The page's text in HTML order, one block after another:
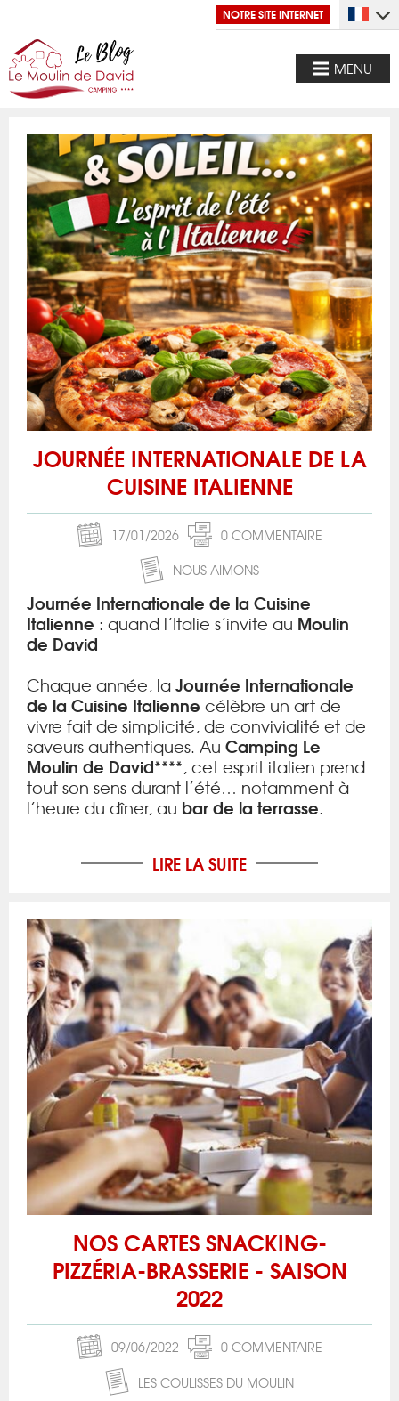
NOTRE SITE INTERNET
MENU
JOURNÉE INTERNATIONALE DE LA
CUISINE ITALIENNE
17/01/2026
0 COMMENTAIRE
NOUS AIMONS
Journée Internationale de la Cuisine
Italienne : quand l’Italie s’invite au Moulin
de David
Chaque année, laJournée Internationale
de la Cuisine Italienne célèbre un art de
vivre fait de simplicité, de convivialité et de
saveurs authentiques. Au Camping Le
Moulin de David****, cet esprit italien prend
tout son sens durant l’été… notamment à
l’heure du dîner, au bar de la terrasse.
LIRE LA SUITE
NOS CARTES SNACKING-
PIZZÉRIA-BRASSERIE - SAISON
2022
09/06/2022
0 COMMENTAIRE
LES COULISSES DU MOULIN